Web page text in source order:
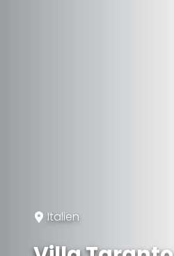
Italien